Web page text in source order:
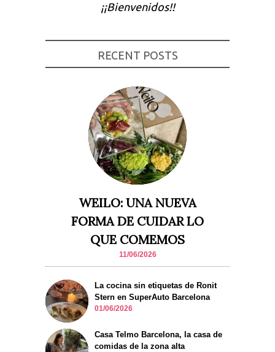
¡¡Bienvenidos!!
RECENT POSTS
WEILO: UNA NUEVA
FORMA DE CUIDAR LO
QUE COMEMOS
11/06/2026
La cocina sin etiquetas de Ronit
Stern en SuperAuto Barcelona
01/06/2026
Casa Telmo Barcelona, la casa de
comidas de la zona alta
visita. Si
algunas